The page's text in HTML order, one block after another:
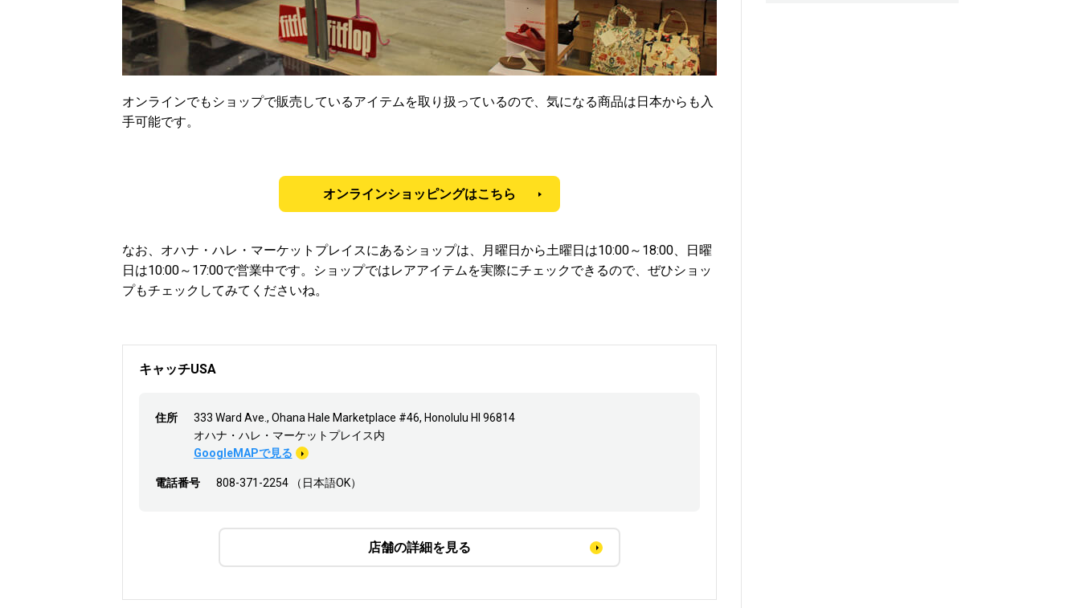
オンラインでもショップで販売しているアイテムを取り扱っているので、気になる商品は日本からも入
手可能です。
オンラインショッピングはこちら
なお、オハナ・ハレ・マーケットプレイスにあるショップは、月曜日から土曜日は10:00～18:00、日曜
日は10:00～17:00で営業中です。ショップではレアアイテムを実際にチェックできるので、ぜひショッ
プもチェックしてみてくださいね。
キャッチUSA
住所
333 Ward Ave., Ohana Hale Marketplace #46, Honolulu HI 96814
オハナ・ハレ・マーケットプレイス内
GoogleMAPで見る
電話番号 808-371-2254 （日本語OK）
店舗の詳細を見る